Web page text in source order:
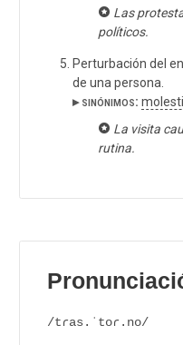
Las
políticos.
Perturbación del
de una persona.
▸ sinónimos:
La visita
rutina.
/tɾas.ˈtoɾ.no/